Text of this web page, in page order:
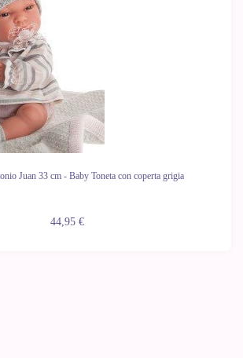
Juan 33 cm - Baby Toneta con coperta grigia
44,95 €